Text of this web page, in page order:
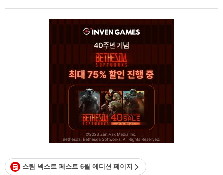
스팀 넥스트 페스트 6월 에디션 페이지